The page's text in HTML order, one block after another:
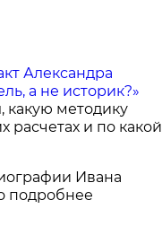
Александра
а не историк?»
какую методику
расчетах и по какой
Ивана
подробнее